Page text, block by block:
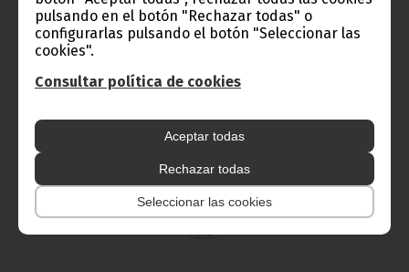
pulsando en el botón "Rechazar todas" o
configurarlas pulsando el botón "Seleccionar las
cookies".
Consultar política de cookies
Aceptar todas
Rechazar todas
Seleccionar las cookies
Noticias Presidencia